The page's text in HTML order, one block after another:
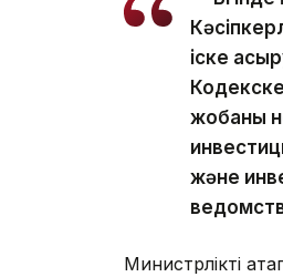
іске
жобаны
және
Министрліктің